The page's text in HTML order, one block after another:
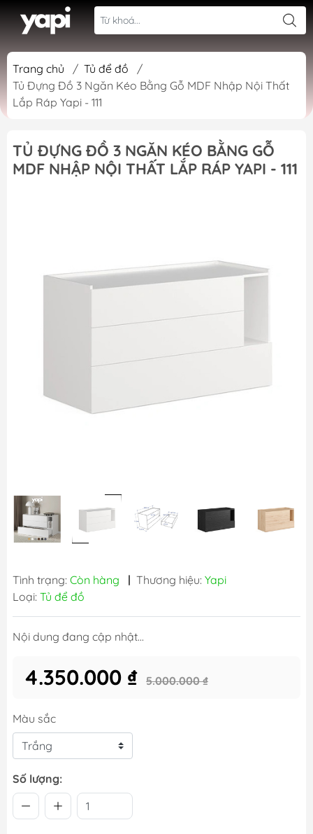
Trang chủ / Tủ để đồ
/
Tủ Đựng Đồ 3 Ngăn Kéo Bằng Gỗ MDF Nhập Nội Thất
Lắp Ráp Yapi - 111
TỦ ĐỰNG ĐỒ 3 NGĂN KÉO BẰNG GỖ
MDF NHẬP NỘI THẤT LẮP RÁP YAPI - 111
Tình trạng: Còn hàng | Thương hiệu: Yapi
Loại: Tủ để đồ
Nội dung đang cập nhật...
4.350.000 ₫ 5.000.000 ₫
Màu sắc
Số lượng: